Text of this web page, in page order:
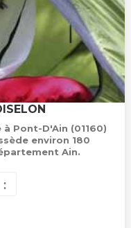
Pont-D'Ain (01160)
environ 180
Ain.